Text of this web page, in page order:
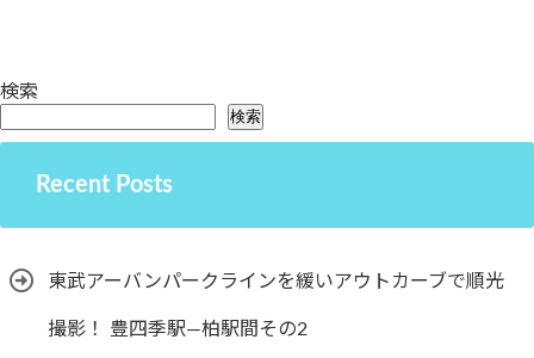
検索
検索
Recent Posts
東武アーバンパークラインを緩いアウトカーブで順光
撮影！ 豊四季駅―柏駅間その2